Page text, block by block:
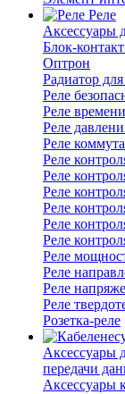
Реле
Аксессуары
Блок-
Оптрон
Радиатор
Реле
Реле времени
Реле
Реле
Реле
Реле
Реле
Реле
Реле
Реле
Реле
Реле
Реле
Реле
Розетка-реле
Аксессуары
передачи
Аксессуары